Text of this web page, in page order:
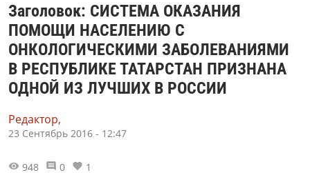
Заголовок: СИСТЕМА ОКАЗАНИЯ
ПОМОЩИ НАСЕЛЕНИЮ С
ОНКОЛОГИЧЕСКИМИ ЗАБОЛЕВАНИЯМИ
В РЕСПУБЛИКЕ ТАТАРСТАН ПРИЗНАНА
ОДНОЙ ИЗ ЛУЧШИХ В РОССИИ
Редактор,
23 Сентябрь 2016 - 12:47
948 0 1